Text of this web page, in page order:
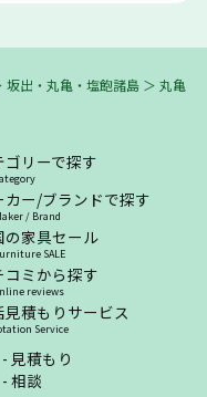
坂出・丸亀・塩飽諸島 ＞ 丸亀
ゴリーで探す
カー/ブランドで探す
/ Brand
の家具セール
SALE
コミから探す
reviews
見積もりサービス
Service
- 見積もり
- 相談